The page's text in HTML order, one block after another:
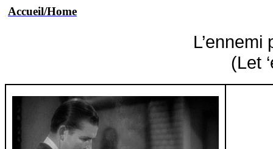
Accueil/Home
L’ennemi
(Let